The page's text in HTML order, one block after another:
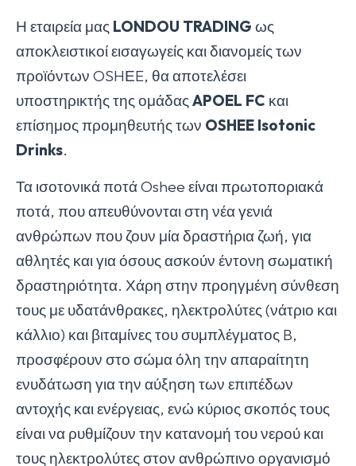
Η εταιρεία μας LONDOU TRADING ως
αποκλειστικοί εισαγωγείς και διανομείς των
προϊόντων OSHΕE, θα αποτελέσει
υποστηρικτής της ομάδας APOEL FC και
επίσημος προμηθευτής των OSHEE Isotonic
Drinks.
Τα ισοτονικά ποτά Oshee είναι πρωτοποριακά
ποτά, που απευθύνονται στη νέα γενιά
ανθρώπων που ζουν μία δραστήρια ζωή, για
αθλητές και για όσους ασκούν έντονη σωματική
δραστηριότητα. Χάρη στην προηγμένη σύνθεση
τους με υδατάνθρακες, ηλεκτρολύτες (νάτριο και
κάλλιο) και βιταμίνες του συμπλέγματος B,
προσφέρουν στο σώμα όλη την απαραίτητη
ενυδάτωση για την αύξηση των επιπέδων
αντοχής και ενέργειας, ενώ κύριος σκοπός τους
είναι να ρυθμίζουν την κατανομή του νερού και
τους ηλεκτρολύτες στον ανθρώπινο οργανισμό